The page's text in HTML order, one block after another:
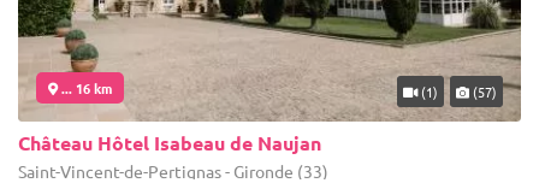
... 16 km (1) (57)
Château Hôtel Isabeau de Naujan
Saint-Vincent-de-Pertignas - Gironde (33)